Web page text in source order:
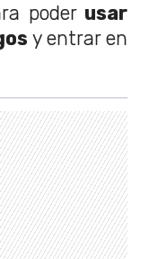
poder usar
y entrar en